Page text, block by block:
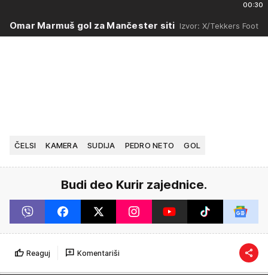
00:30
Omar Marmuš gol za Mančester siti Izvor: X/Tekkers Foot
ČELSI KAMERA SUDIJA PEDRO NETO GOL
Budi deo Kurir zajednice.
Reaguj Komentariši